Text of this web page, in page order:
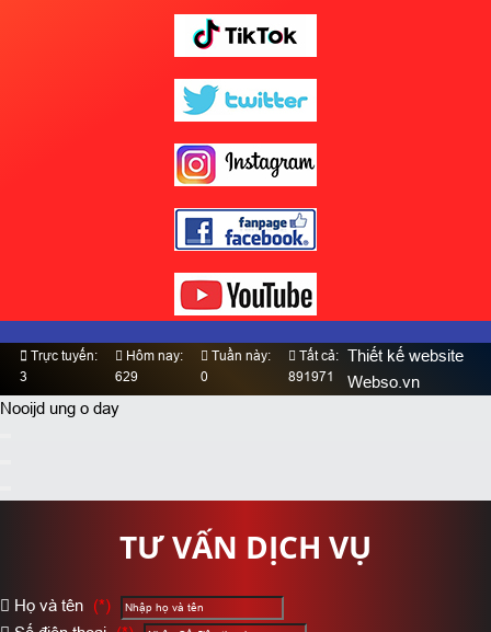
Trực tuyến:
3
Hôm nay:
629
Tuần này:
0
Tất cả:
891971
Thiết kế website
Webso.vn
Nooijd ung o day
TƯ VẤN DỊCH VỤ
Họ và tên (*)